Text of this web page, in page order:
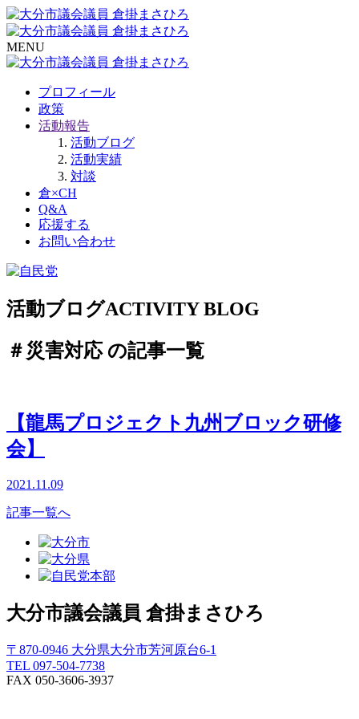
MENU
プロフィール
政策
活動報告
活動ブログ
活動実績
対談
倉×CH
Q&A
応援する
お問い合わせ
活動ブログACTIVITY BLOG
＃災害対応 の記事一覧
【龍馬プロジェクト九州ブロック研修
会】
2021.11.09
記事一覧へ
大分市議会議員 倉掛まさひろ
〒870-0946 大分県大分市芳河原台6-1
TEL 097-504-7738
FAX 050-3606-3937